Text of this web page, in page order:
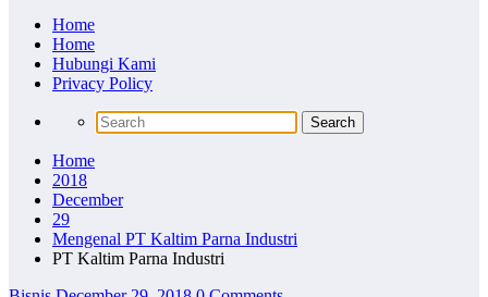
Home
Home
Hubungi Kami
Privacy Policy
Home
2018
December
29
Mengenal PT Kaltim Parna Industri
PT Kaltim Parna Industri